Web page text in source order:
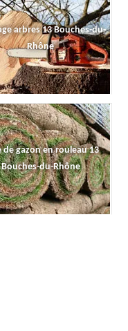
arbres 13 Bouches-du-
Rhône
de gazon en rouleau 13
Bouches-du-Rhône